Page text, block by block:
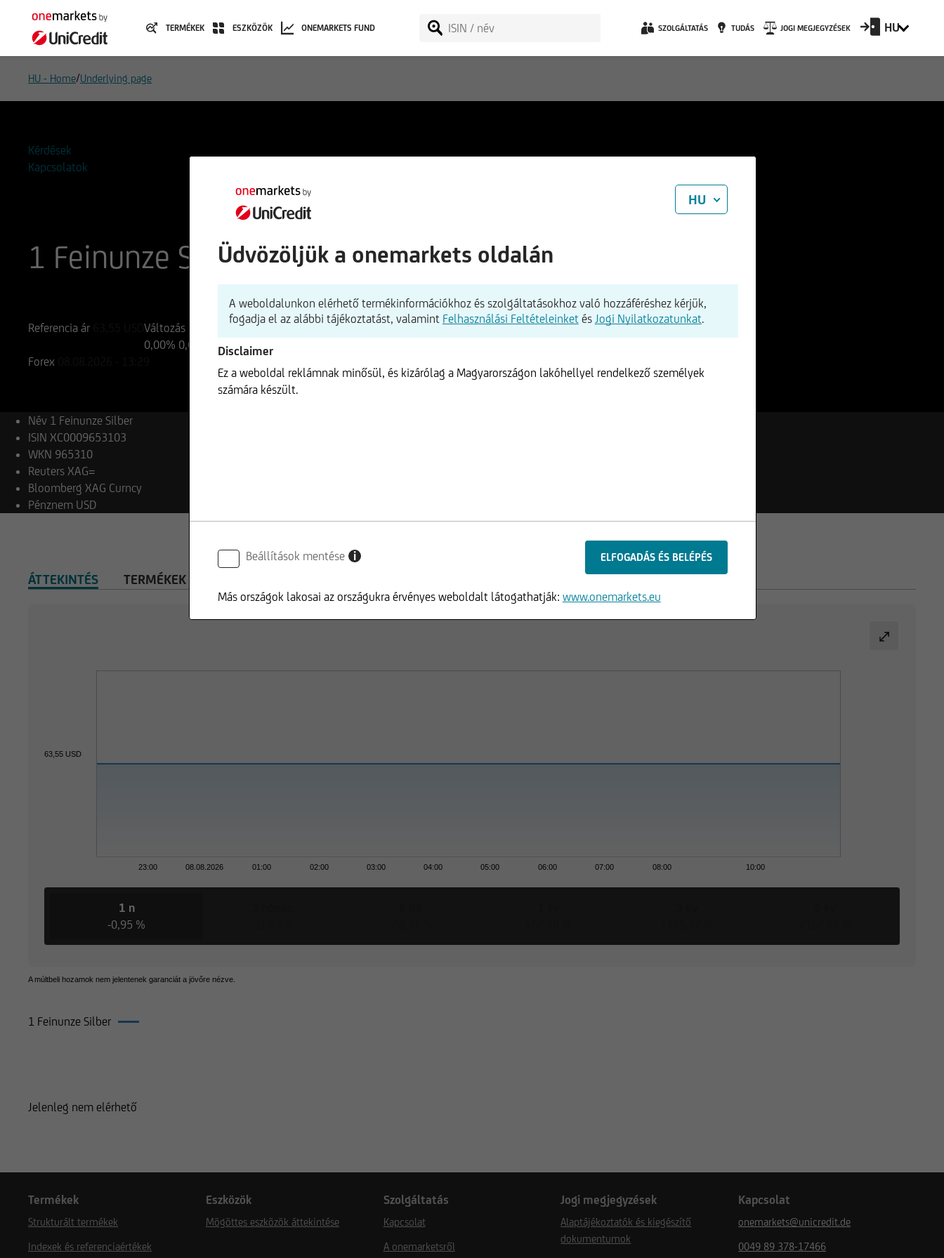
TERMÉKEK ESZKÖZÖK ONEMARKETS FUND SZOLGÁLTATÁS TUDÁS JOGI MEGJEGYZÉSEK HU
HU - Home/Underlying page
Kérdések
Kapcsolatok
1 Feinunze Silber
Referencia ár
Változás
0,00% 0,00
Forex
Név 1 Feinunze Silber
ISIN XC0009653103
WKN 965310
Reuters XAG=
Bloomberg XAG Curncy
Pénznem USD
ÁTTEKINTÉS TERMÉKEK
23:00 08.08.2026 01:00 02:00 03:00 04:00 05:00 06:00 07:00 08:00 10:00
63,55 USD
1 n
-0,95 %
A múltbeli hozamok nem jelentenek garanciát a jövőre nézve.
1 Feinunze Silber
Jelenleg nem elérhető
Termékek
Strukturált termékek
Indexek és referenciaértékek
Eszközök
Mögöttes eszközök áttekintése
Szolgáltatás
Kapcsolat
A onemarketsről
Jogi megjegyzések
Alaptájékoztatók és kiegészítő
dokumentumok
Kapcsolat
onemarkets@unicredit.de
0049 89 378-17466
HU
Üdvözöljük a onemarkets oldalán
A weboldalunkon elérhető termékinformációkhoz és szolgáltatásokhoz való hozzáféréshez kérjük,
fogadja el az alábbi tájékoztatást, valamint Felhasználási Feltételeinketés Jogi Nyilatkozatunkat.
Disclaimer
Ez a weboldal reklámnak minősül, és kizárólag a Magyarországon lakóhellyel rendelkező személyek
számára készült.
Beállítások mentése i
Más országok lakosai az országukra érvényes weboldalt látogathatják: www.onemarkets.eu